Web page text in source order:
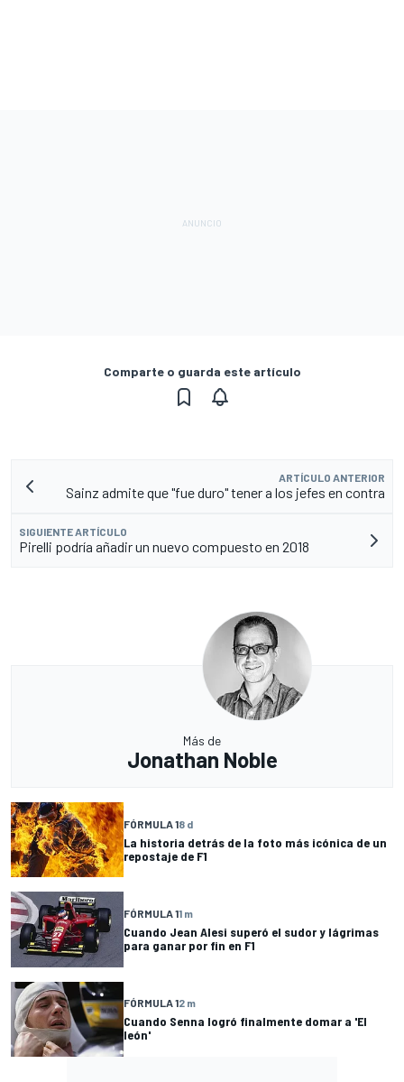
Comparte o guarda este artículo
ARTÍCULO ANTERIOR
Sainz admite que "fue duro" tener a los jefes en contra
SIGUIENTE ARTÍCULO
Pirelli podría añadir un nuevo compuesto en 2018
Más de
Jonathan Noble
FÓRMULA 18 d
La historia detrás de la foto más icónica de un
repostaje de F1
FÓRMULA 11 m
Cuando Jean Alesi superó el sudor y lágrimas
para ganar por fin en F1
FÓRMULA 12 m
Cuando Senna logró finalmente domar a 'El
león'